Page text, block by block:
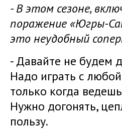
- В этом сезоне,
поражение «Югры-
это неудобный
- Давайте не будем
Надо играть с
только когда
Нужно догонять,
пользу.